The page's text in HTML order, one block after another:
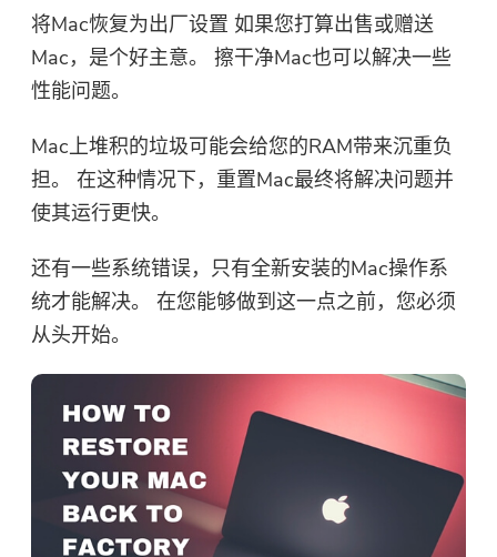
将Mac恢复为出厂设置 如果您打算出售或赠送
Mac，是个好主意。 擦干净Mac也可以解决一些
性能问题。
Mac上堆积的垃圾可能会给您的RAM带来沉重负
担。 在这种情况下，重置Mac最终将解决问题并
使其运行更快。
还有一些系统错误，只有全新安装的Mac操作系
统才能解决。 在您能够做到这一点之前，您必须
从头开始。